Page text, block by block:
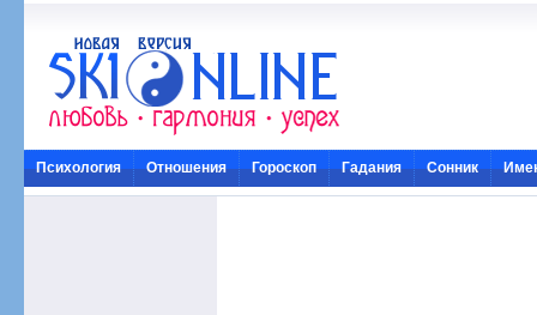
Психология Отношения Гороскоп Гадания Сонник